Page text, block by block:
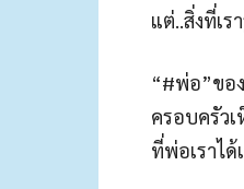
แต่..สิ่งที่เ
“#พ่อ”ขอ
ครอบครัว
ที่พ่อเราไ